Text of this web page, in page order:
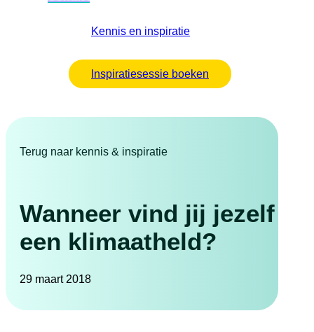
Kennis en inspiratie
Inspiratiesessie boeken
Terug naar kennis & inspiratie
Wanneer vind jij jezelf
een klimaatheld?
29 maart 2018